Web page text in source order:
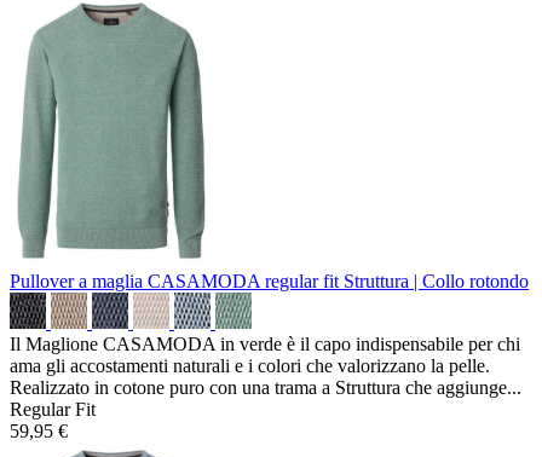
Pullover a maglia CASAMODA regular fit Struttura | Collo rotondo
Il Maglione CASAMODA in verde è il capo indispensabile per chi
ama gli accostamenti naturali e i colori che valorizzano la pelle.
Realizzato in cotone puro con una trama a Struttura che aggiunge...
Regular Fit
59,95 €